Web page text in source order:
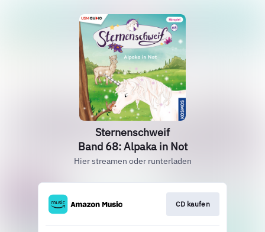
Sternenschweif
Band 68: Alpaka in Not
Hier streamen oder runterladen
CD kaufen